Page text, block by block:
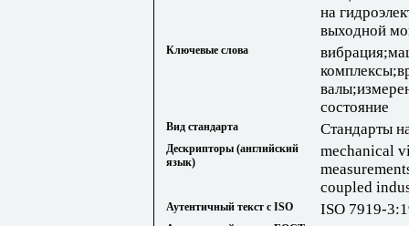
на
выходной
Ключевые слова
состояние
Вид стандарта Стандарты
Дескрипторы (английский
язык)
mechanical
coupled
Аутентичный текст с ISO ISO 7919-